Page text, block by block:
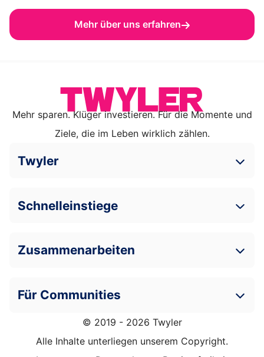
Mehr über uns erfahren
Mehr sparen. Klüger investieren. Für die Momente und
Ziele, die im Leben wirklich zählen.
Twyler
Schnelleinstiege
Zusammenarbeiten
Für Communities
© 2019 - 2026 Twyler
Alle Inhalte unterliegen unserem Copyright.